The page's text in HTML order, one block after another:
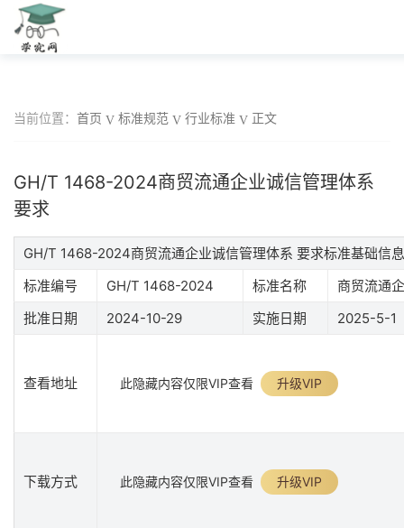
当前位置： 首页 标准规范 行业标准 正文
GH/T 1468-2024商贸流通企业诚信管理体系
要求
GH/T 1468-2024商贸流通企业诚信管理体系 要求标准基础信息
标准编号
GH/T 1468-2024 标准名称
商贸流通
批准日期
2024-10-29 实施日期 2025-5-1
查看地址 此隐藏内容仅限VIP查看 升级VIP
下载方式 此隐藏内容仅限VIP查看 升级VIP